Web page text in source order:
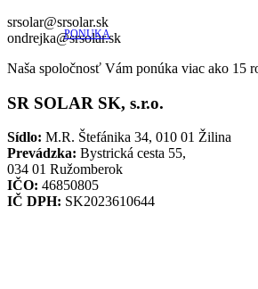
PONUKA
srsolar@srsolar.sk
ondrejka@srsolar.sk
Naša spoločnosť Vám ponúka viac ako 15
SR SOLAR SK, s.r.o.
Sídlo: M.R. Štefánika 34, 010 01 Žilina
Prevádzka: Bystrická cesta 55,
034 01 Ružomberok
IČO: 46850805
IČ DPH: SK2023610644